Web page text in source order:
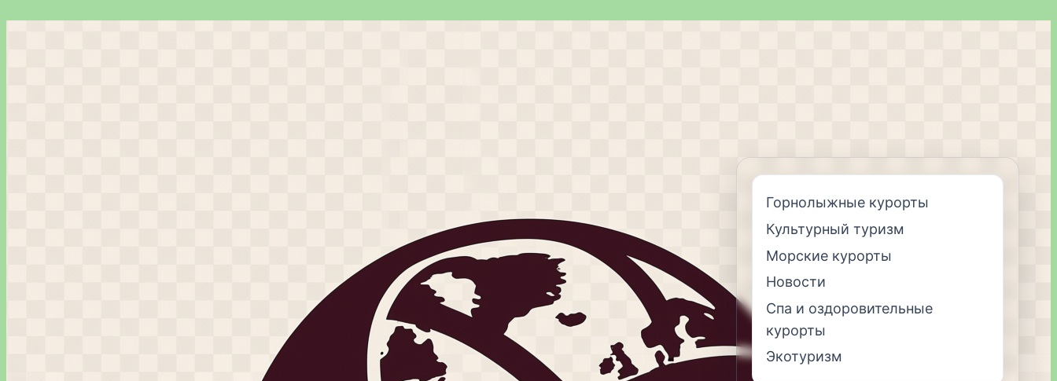
Горнолыжные курорты
Культурный туризм
Морские курорты
Новости
Спа и оздоровительные
курорты
Экотуризм